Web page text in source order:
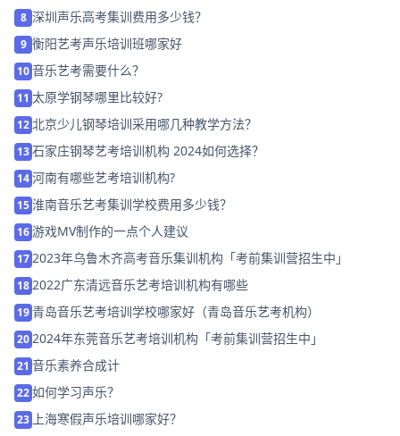
8 深圳声乐高考集训费用多少钱？
9 衡阳艺考声乐培训班哪家好
10音乐艺考需要什么？
11 太原学钢琴哪里比较好?
12北京少儿钢琴培训采用哪几种教学方法？
13石家庄钢琴艺考培训机构 2024如何选择？
14河南有哪些艺考培训机构?
15淮南音乐艺考集训学校费用多少钱？
16游戏MV制作的一点个人建议
172023年乌鲁木齐高考音乐集训机构「考前集训营招生中」
182022广东清远音乐艺考培训机构有哪些
19青岛音乐艺考培训学校哪家好（青岛音乐艺考机构）
202024年东莞音乐艺考培训机构「考前集训营招生中」
21 音乐素养合成计
22如何学习声乐？
23 上海寒假声乐培训哪家好？